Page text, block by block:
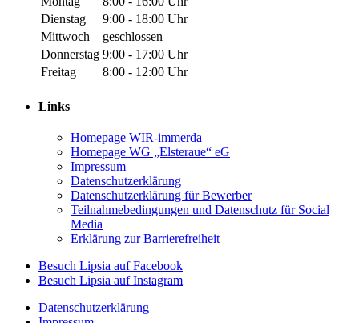
Dienstag
9:00 - 18:00 Uhr
Mittwoch
geschlossen
Donnerstag 9:00 - 17:00 Uhr
Freitag
8:00 - 12:00 Uhr
Links
Homepage WIR-immerda
Homepage WG „Elsteraue“ eG
Impressum
Datenschutzerklärung
Datenschutzerklärung für Bewerber
Teilnahmebedingungen und Datenschutz für Social
Media
Erklärung zur Barrierefreiheit
Zu
unserer
Seite
Besuch Lipsia auf Facebook
Zu
Instagram-
Besuch Lipsia auf Instagram
Datenschutzerklärung